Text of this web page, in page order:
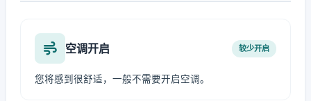
空调开启 较少开启
您将感到很舒适，一般不需要开启空调。